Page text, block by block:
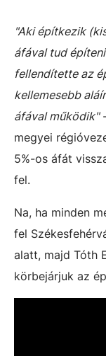
"Aki építkezik
áfával tud
fellendítette az
kellemesebb
áfával működik"-
megyei
5%-os áfát
fel.
Na, ha minden
fel
alatt, majd Tóth
körbejárjuk az